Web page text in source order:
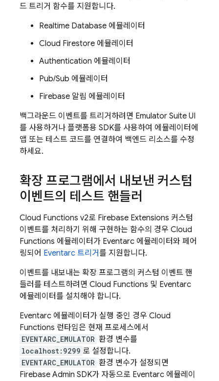
드 트리거 함수를 지원합니다.
Realtime Database 에뮬레이터
Cloud Firestore 에뮬레이터
Authentication 에뮬레이터
Pub/Sub 에뮬레이터
Firebase 알림 에뮬레이터
백그라운드 이벤트를 트리거하려면 Emulator Suite UI
를 사용하거나 플랫폼용 SDK를 사용하여 에뮬레이터에
앱 또는 테스트 코드를 연결하여 백엔드 리소스를 수정
하세요.
확장 프로그램에서 내보낸 커스텀
이벤트의 테스트 핸들러
Cloud Functions v2로 Firebase Extensions 커스텀
이벤트를 처리하기 위해 구현하는 함수의 경우 Cloud
Functions 에뮬레이터가 Eventarc 에뮬레이터와 페어
링되어 Eventarc 트리거를 지원합니다.
이벤트를 내보내는 확장 프로그램의 커스텀 이벤트 핸
들러를 테스트하려면 Cloud Functions 및 Eventarc
에뮬레이터를 설치해야 합니다.
Eventarc 에뮬레이터가 실행 중인 경우 Cloud
Functions 런타임은 현재 프로세스에서
EVENTARC_EMULATOR 환경 변수를
localhost:9299 로 설정합니다.
EVENTARC_EMULATOR 환경 변수가 설정되면
Firebase Admin SDK가 자동으로 Eventarc 에뮬레이